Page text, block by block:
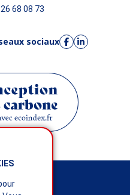
68 08 73
sociaux